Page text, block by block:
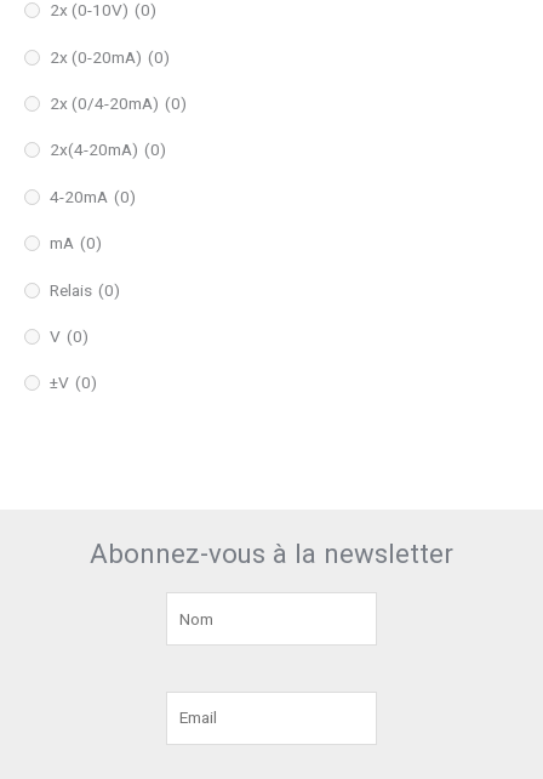
2x (0-10V) (0)
2x (0-20mA) (0)
2x (0/4-20mA) (0)
2x(4-20mA) (0)
4-20mA (0)
mA (0)
Relais (0)
V (0)
±V (0)
Abonnez-vous à la newsletter